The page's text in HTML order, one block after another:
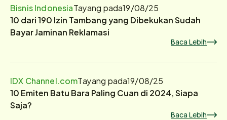
Bisnis IndonesiaTayang pada19/08/25
10 dari 190 Izin Tambang yang Dibekukan Sudah
Bayar Jaminan Reklamasi
Baca Lebih
IDX Channel.comTayang pada19/08/25
10 Emiten Batu Bara Paling Cuan di 2024, Siapa
Saja?
Baca Lebih